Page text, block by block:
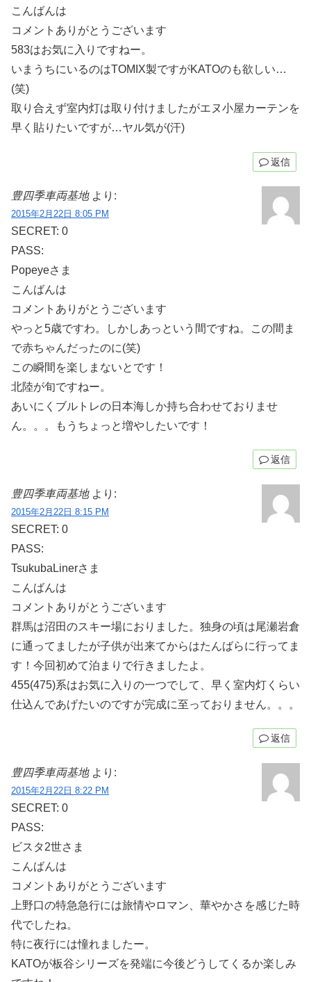
こんばんは
コメントありがとうございます
583はお気に入りですねー。
いまうちにいるのはTOMIX製ですがKATOのも欲しい…
(笑)
取り合えず室内灯は取り付けましたがエヌ小屋カーテンを
早く貼りたいですが…ヤル気が(汗)
返信
豊四季車両基地 より:
2015年2月22日 8:05 PM
SECRET: 0
PASS:
Popeyeさま
こんばんは
コメントありがとうございます
やっと5歳ですわ。しかしあっという間ですね。この間ま
で赤ちゃんだったのに(笑)
この瞬間を楽しまないとです！
北陸が旬ですねー。
あいにくブルトレの日本海しか持ち合わせておりませ
ん。。。もうちょっと増やしたいです！
返信
豊四季車両基地 より:
2015年2月22日 8:15 PM
SECRET: 0
PASS:
TsukubaLinerさま
こんばんは
コメントありがとうございます
群馬は沼田のスキー場におりました。独身の頃は尾瀬岩倉
に通ってましたが子供が出来てからはたんばらに行ってま
す！今回初めて泊まりで行きましたよ。
455(475)系はお気に入りの一つでして、早く室内灯くらい
仕込んであげたいのですが完成に至っておりません。。。
返信
豊四季車両基地 より:
2015年2月22日 8:22 PM
SECRET: 0
PASS:
ビスタ2世さま
こんばんは
コメントありがとうございます
上野口の特急急行には旅情やロマン、華やかさを感じた時
代でしたね。
特に夜行には憧れましたー。
KATOが板谷シリーズを発端に今後どうしてくるか楽しみ